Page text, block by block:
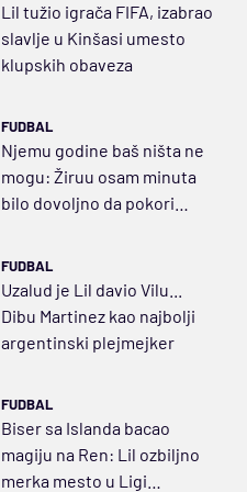
Lil tužio igrača FIFA, izabrao
slavlje u Kinšasi umesto
klupskih obaveza
FUDBAL
Njemu godine baš ništa ne
mogu: Žiruu osam minuta
bilo dovoljno da pokori
FUDBAL
Uzalud je Lil davio Vilu...
Dibu Martinez kao najbolji
argentinski plejmejker
FUDBAL
Biser sa Islanda bacao
magiju na Ren: Lil ozbiljno
merka mesto u Ligi